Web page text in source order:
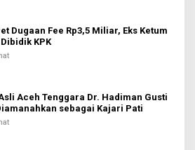
Dugaan Fee Rp3,5 Miliar, Eks Ketum
KPK
Aceh Tenggara Dr. Hadiman Gusti
sebagai Kajari Pati